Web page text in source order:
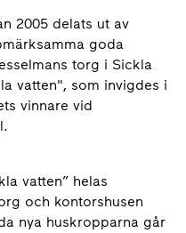
2005 delats ut av
goda
torg i Sickla
vatten", som invigdes i
vinnare vid
vatten” helas
och kontorshusen
nya huskropparna går